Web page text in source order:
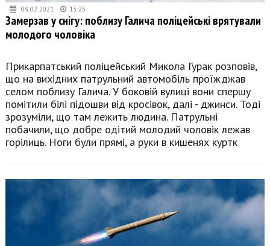
09.02.2021 13:25
Замерзав у снігу: поблизу Галича поліцейські врятували
молодого чоловіка
Прикарпатський поліцейський Микола Гурак розповів,
що на вихідних патрульний автомобіль проїжджав
селом поблизу Галича. У боковій вулиці вони спершу
помітили білі підошви від кросівок, далі - джинси. Тоді
зрозуміли, що там лежить людина. Патрульні
побачили, що добре одітий молодий чоловік лежав
горілиць. Ноги були прямі, а руки в кишенях куртк